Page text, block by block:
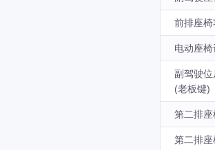
前排座椅
电动座
副驾驶
(老板键)
第二排座
第二排